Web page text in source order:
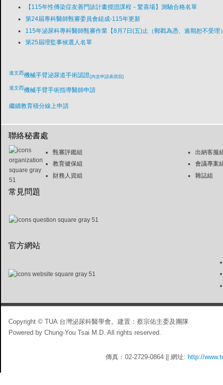
【115年性傳染症友善門診計畫授證課程－驚喜場】測驗合格名單
第24屆專科醫師甄審委員會組成-115年更新
115年泌尿科專科醫師甄審作業【8月7日(五)止（郵戳為憑、逾期恕不受理
第25屆理監事候選人名單
達文西機械手臂泌尿道手術認證(內含申請表填寫)
達文西機械手臂手術指導醫師申請
繼續教育積分線上申請
聯絡秘書處
甄審評鑑組
教育健保組
財務人資組
出納客服
會議專案
雜誌組
常見問題
官方網站
Copyright © TUA 台灣泌尿科醫學會。建置：蔡宗佑主委及團隊
Powered by Chung-You Tsai M.D. All rights reserved.
傳真：02-2729-0864 || 網址: http://